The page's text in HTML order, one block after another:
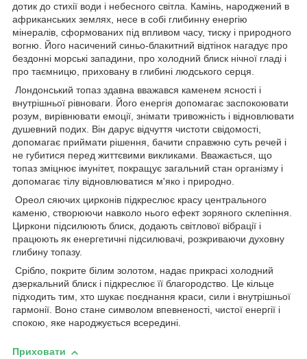
дотик до стихії води і небесного світла. Камінь, народжений в
африканських землях, несе в собі глибинну енергію
мінералів, сформованих під впливом часу, тиску і природного
вогню. Його насичений синьо-блакитний відтінок нагадує про
бездонні морські западини, про холодний блиск нічної гладі і
про таємницю, приховану в глибині людського серця.
Лондонський топаз здавна вважався каменем ясності і
внутрішньої рівноваги. Його енергія допомагає заспокоювати
розум, вирівнювати емоції, знімати тривожність і відновлювати
душевний подих. Він дарує відчуття чистоти свідомості,
допомагає приймати рішення, бачити справжню суть речей і
не губитися перед життєвими викликами. Вважається, що
топаз зміцнює імунітет, покращує загальний стан організму і
допомагає тілу відновлюватися м'яко і природно.
Ореол сяючих цирконів підкреслює красу центрального
каменю, створюючи навколо нього ефект зоряного склепіння.
Циркони підсилюють блиск, додають світлової вібрації і
працюють як енергетичні підсилювачі, розкриваючи духовну
глибину топазу.
Срібло, покрите білим золотом, надає прикрасі холодний
дзеркальний блиск і підкреслює її благородство. Це кільце
підходить тим, хто шукає поєднання краси, сили і внутрішньої
гармонії. Воно стане символом впевненості, чистої енергії і
спокою, яке народжується всередині.
Приховати